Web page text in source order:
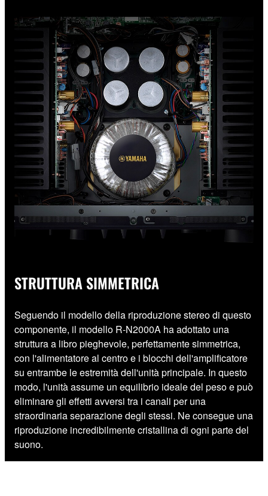
STRUTTURA SIMMETRICA
Seguendo il modello della riproduzione stereo di questo
componente, il modello R-N2000A ha adottato una
struttura a libro pieghevole, perfettamente simmetrica,
con l'alimentatore al centro e i blocchi dell'amplificatore
su entrambe le estremità dell'unità principale. In questo
modo, l'unità assume un equilibrio ideale del peso e può
eliminare gli effetti avversi tra i canali per una
straordinaria separazione degli stessi. Ne consegue una
riproduzione incredibilmente cristallina di ogni parte del
suono.